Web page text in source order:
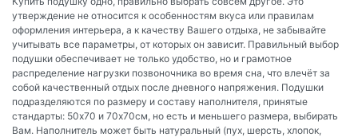
утверждение не относится к особенностям вкуса или правилам
оформления интерьера, а к качеству Вашего отдыха, не забывайте
учитывать все параметры, от которых он зависит. Правильный выбор
подушки обеспечивает не только удобство, но и грамотное
распределение нагрузки позвоночника во время сна, что влечёт за
собой качественный отдых после дневного напряжения. Подушки
подразделяются по размеру и составу наполнителя, принятые
стандарты: 50х70 и 70х70см, но есть и меньшего размера, выбирать
Вам. Наполнитель может быть натуральный (пух, шерсть, хлопок,